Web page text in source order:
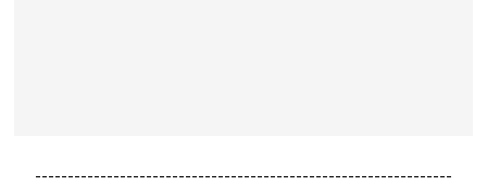
----------------------------------------------------------------